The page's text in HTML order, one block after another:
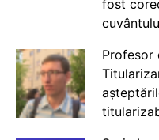
fost
Profesor